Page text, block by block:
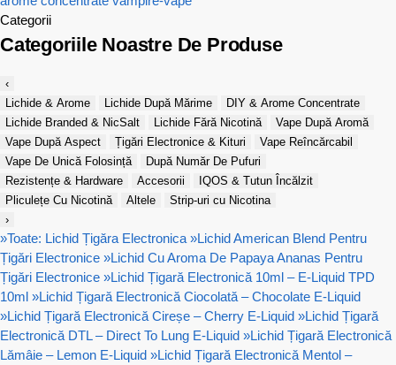
Categorii
Categoriile Noastre De Produse
‹
Lichide & Arome
Lichide După Mărime
DIY & Arome Concentrate
Lichide Branded & NicSalt
Lichide Fără Nicotină
Vape După Aromă
Vape După Aspect
Țigări Electronice & Kituri
Vape Reîncărcabil
Vape De Unică Folosință
După Număr De Pufuri
Rezistențe & Hardware
Accesorii
IQOS & Tutun Încălzit
Pliculețe Cu Nicotină
Altele
Strip-uri cu Nicotina
›
»Toate: Lichid Țigăra Electronica »Lichid American Blend Pentru
Țigări Electronice »Lichid Cu Aroma De Papaya Ananas Pentru
Țigări Electronice »Lichid Țigară Electronică 10ml – E-Liquid TPD
10ml »Lichid Țigară Electronică Ciocolată – Chocolate E-Liquid
»Lichid Țigară Electronică Cireșe – Cherry E-Liquid »Lichid Țigară
Electronică DTL – Direct To Lung E-Liquid »Lichid Țigară Electronică
Lămâie – Lemon E-Liquid »Lichid Țigară Electronică Mentol –